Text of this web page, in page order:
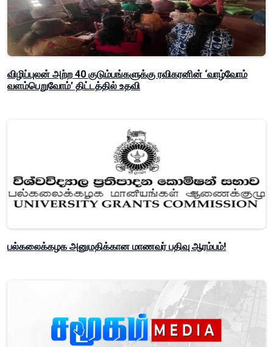
விழிப்புலன் அற்ற 40 குடும்பங்களுக்கு ரவிகரனின் ‘வாழ்வோம்
வளம்பெறுவோம்’ திட்டத்தில் உதவி
பல்கலைக்கழக அனுமதிக்கான மாணவர் பதிவு ஆரம்பம்!